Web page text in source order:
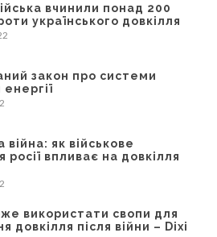
вчинили понад 200
українського довкілля
закон про системи
як військове
росії впливає на довкілля
використати свопи для
довкілля після війни – Dixi